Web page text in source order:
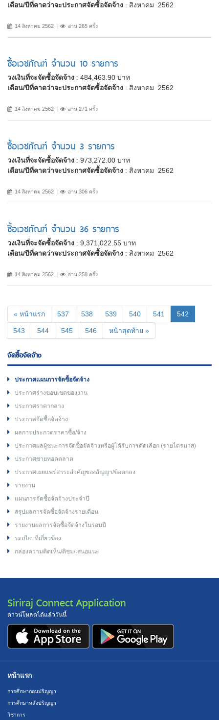
เดือน/ปีที่คาดว่าจะประกาศจัดซื้อจัดจ้าง : สิงหาคม 2562
14 สิงหาคม 2562 อ่าน 265 ครั้ง
ซื้อเวชภัณฑ์ จำนวน 10 รายการ
วงเงินที่จะจัดซื้อจัดจ้าง : 484,463.90 บาท
เดือน/ปีที่คาดว่าจะประกาศจัดซื้อจัดจ้าง : สิงหาคม 2562
14 สิงหาคม 2562 อ่าน 271 ครั้ง
ซื้อเวชภัณฑ์ จำนวน 3 รายการ
วงเงินที่จะจัดซื้อจัดจ้าง : 973,272.00 บาท
เดือน/ปีที่คาดว่าจะประกาศจัดซื้อจัดจ้าง : สิงหาคม 2562
14 สิงหาคม 2562 อ่าน 306 ครั้ง
ซื้อเวชภัณฑ์ จำนวน 36 รายการ
วงเงินที่จะจัดซื้อจัดจ้าง : 9,371,022.55 บาท
เดือน/ปีที่คาดว่าจะประกาศจัดซื้อจัดจ้าง : สิงหาคม 2562
14 สิงหาคม 2562 อ่าน 258 ครั้ง
« หน้าแรก 537 538 539 540 541 542
543 544 545 546 หน้าสุดท้าย »
จัดซื้อจัดจ้าง
ประกาศแผนการจัดซื้อจัดจ้าง
ประกาศร่างขอบเขตของงาน
ประกาศราคากลาง
ประกาศจัดซื้อจัดจ้าง
ผลการประกวดราคาซื้อ/จ้าง
ประกาศผลผู้ชนะการจัดซื้อจัดจ้างหรือผู้ได้รับการคัดเลือก (รายไตรมาส)
ประกาศขายทอดตลาด
ประกาศเผยแพร่สาระสำคัญของสัญญา/ข้อตกลง
รายงาน
แผนการจัดซื้อจัดจ้างประจำปี
สรุปผลการจัดซื้อจัดจ้างรายเดือน
รายงานผลการจัดซื้อจัดจ้างในรอบปี
ระเบียบที่เกี่ยวข้อง
กล่องความคิดเห็น/ติชม/เสนอแนะ
Siriraj Connect Application
ดาวน์โหลดได้แล้ววันนี้
หน้าแรก
การศึกษาก่อนปริญญา
การศึกษาหลังปริญญา
วิชาการ